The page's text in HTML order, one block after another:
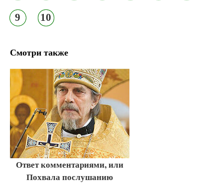
9 10
Смотри также
Ответ комментариями, или
Похвала послушанию